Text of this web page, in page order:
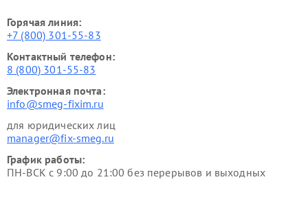
Горячая линия:
+7 (800) 301-55-83
Контактный телефон:
8 (800) 301-55-83
Электронная почта:
info@smeg-fixim.ru
для юридических лиц
manager@fix-smeg.ru
График работы:
ПН-ВСК с 9:00 до 21:00 без перерывов и выходных